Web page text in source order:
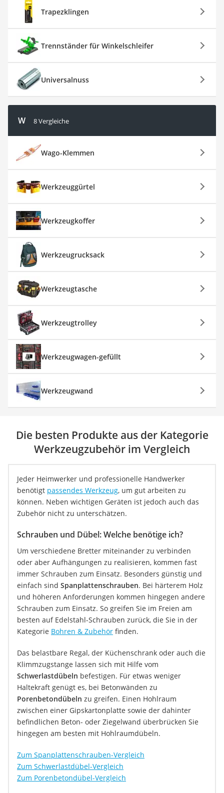
Trapezklingen
Trennständer für Winkelschleifer
Universalnuss
W 8 Vergleiche
Wago-Klemmen
Werkzeuggürtel
Werkzeugkoffer
Werkzeugrucksack
Werkzeugtasche
Werkzeugtrolley
Werkzeugwagen-gefüllt
Werkzeugwand
Die besten Produkte aus der Kategorie
Werkzeugzubehör im Vergleich
Jeder Heimwerker und professionelle Handwerker
benötigt passendes Werkzeug, um gut arbeiten zu
können. Neben wichtigen Geräten ist jedoch auch das
Zubehör nicht zu unterschätzen.
Schrauben und Dübel: Welche benötige ich?
Um verschiedene Bretter miteinander zu verbinden
oder aber Aufhängungen zu realisieren, kommen fast
immer Schrauben zum Einsatz. Besonders günstig und
einfach sind Spanplattenschrauben. Bei härterem Holz
und höheren Anforderungen kommen hingegen andere
Schrauben zum Einsatz. So greifen Sie im Freien am
besten auf Edelstahl-Schrauben zurück, die Sie in der
Kategorie Bohren & Zubehör finden.
Das belastbare Regal, der Küchenschrank oder auch die
Klimmzugstange lassen sich mit Hilfe vom
Schwerlastdübeln befestigen. Für etwas weniger
Haltekraft genügt es, bei Betonwänden zu
Porenbetondübeln zu greifen. Einen Hohlraum
zwischen einer Gipskartonplatte sowie der dahinter
befindlichen Beton- oder Ziegelwand überbrücken Sie
hingegen am besten mit Hohlraumdübeln.
Zum Spanplattenschrauben-Vergleich
Zum Schwerlastdübel-Vergleich
Zum Porenbetondübel-Vergleich